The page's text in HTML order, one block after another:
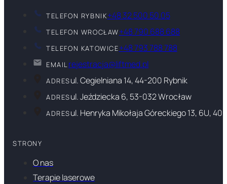
TELEFON RYBNIK+48 32 500 50 05
TELEFON WROCŁAW+48 790 688 688
TELEFON KATOWICE+48 793 788 788
EMAILrejestracja@liftmed.pl
ADRESul. Cegielniana 14, 44-200 Rybnik
ADRESul. Jeździecka 6, 53-032 Wrocław
ADRESul. Henryka Mikołaja Góreckiego 13, 6U,
STRONY
O nas
Terapie laserowe